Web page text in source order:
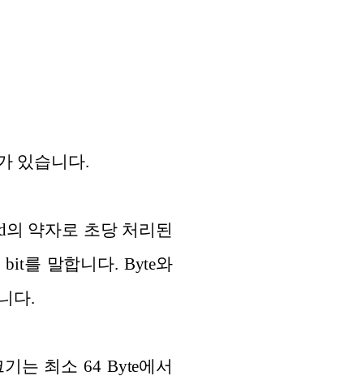
있습니다.
의 약자로 초당 처리된
를 말합니다. Byte와
다.
는 최소 64 Byte에서